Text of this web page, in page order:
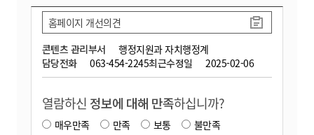
콘텐츠 관리부서
행정지원과 자치행정계
담당전화
063-454-2245최근수정일 2025-02-06
홈페이지 개선의견
열람하신 정보에 대해 만족하십니까?
매우만족 만족 보통
불만족